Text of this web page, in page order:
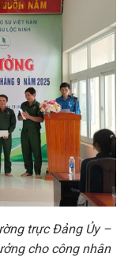
trực Đảng Ủy –
cho công nhân